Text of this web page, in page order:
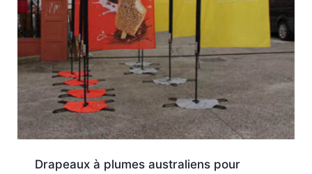
Drapeaux à plumes australiens pour